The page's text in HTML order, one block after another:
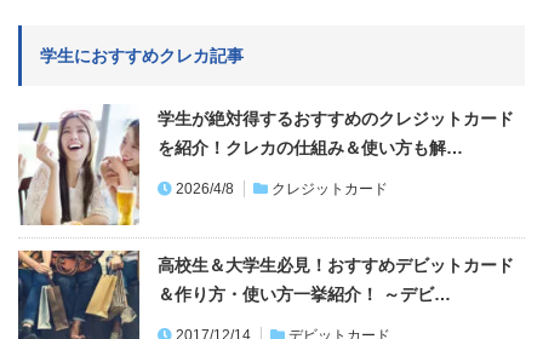
学生におすすめクレカ記事
学生が絶対得するおすすめのクレジットカード
を紹介！クレカの仕組み＆使い方も解…
2026/4/8 クレジットカード
高校生＆大学生必見！おすすめデビットカード
＆作り方・使い方一挙紹介！ ～デビ…
2017/12/14 デビットカード